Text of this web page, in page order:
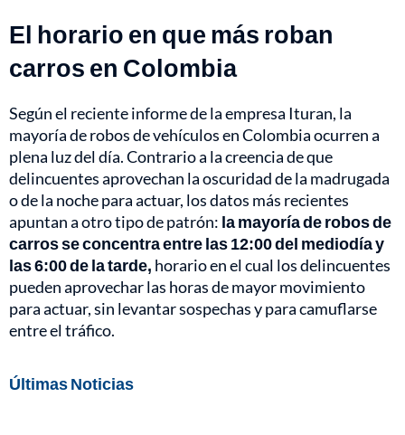
El horario en que más roban
carros en Colombia
Según el reciente informe de la empresa Ituran, la
mayoría de robos de vehículos en Colombia ocurren a
plena luz del día. Contrario a la creencia de que
delincuentes aprovechan la oscuridad de la madrugada
o de la noche para actuar, los datos más recientes
apuntan a otro tipo de patrón: la mayoría de robos de
carros se concentra entre las 12:00 del mediodía y
las 6:00 de la tarde, horario en el cual los delincuentes
pueden aprovechar las horas de mayor movimiento
para actuar, sin levantar sospechas y para camuflarse
entre el tráfico.
Últimas Noticias